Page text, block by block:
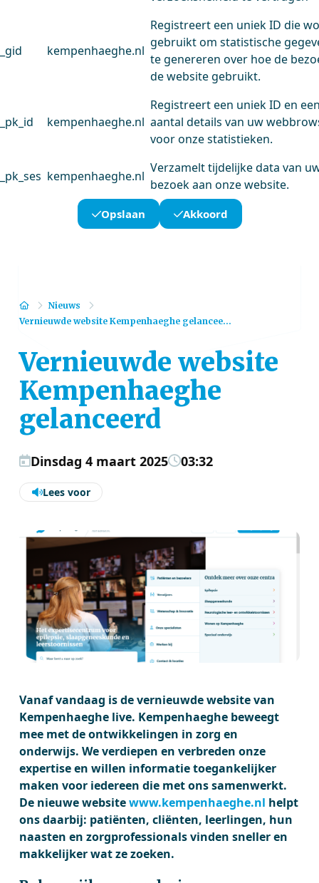
_gid kempenhaeghe.nl
Registreert een uniek ID die
gebruikt om statistische
te genereren over hoe de
de website gebruikt.
_pk_id kempenhaeghe.nl
Registreert een uniek ID en
aantal details van uw
voor onze statistieken.
_pk_ses kempenhaeghe.nl
Verzamelt tijdelijke data van
bezoek aan onze website.
Opslaan Akkoord
HomeNieuws
Vernieuwde website Kempenhaeghe gelancee...
Vernieuwde website
Kempenhaeghe
gelanceerd
Dinsdag 4 maart 2025 03:32
Lees voor
Vanaf vandaag is de vernieuwde website van
Kempenhaeghe live. Kempenhaeghe beweegt
mee met de ontwikkelingen in zorg en
onderwijs. We verdiepen en verbreden onze
expertise en willen informatie toegankelijker
maken voor iedereen die met ons samenwerkt.
De nieuwe websitewww.kempenhaeghe.nl helpt
ons daarbij: patiënten, cliënten, leerlingen, hun
naasten en zorgprofessionals vinden sneller en
makkelijker wat ze zoeken.